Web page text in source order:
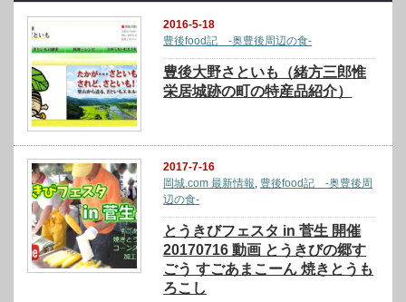
2016-5-18
豊後food記 -奥豊後周辺の食-
豊後大野さといも（緒方三郎惟
栄居城跡の町の特産品紹介）
2017-7-16
岡城.com 最新情報 豊後food記 -奥豊後周
辺の食-
とうきびフェスタ in 菅生 開催
20170716 動画 とうきびの郷す
ごう すごあまこーん 焼きとうも
ろこし